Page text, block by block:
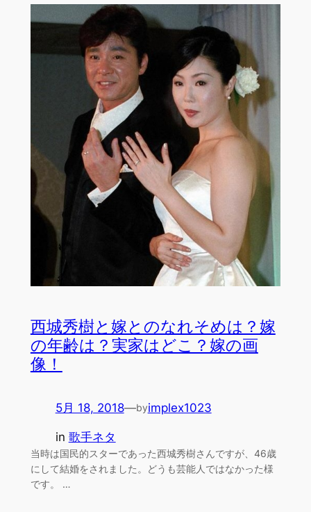
西城秀樹と嫁とのなれそめは？嫁
の年齢は？実家はどこ？嫁の画
像！
5月 18, 2018—byimplex1023
in 歌手ネタ
当時は国民的スターであった西城秀樹さんですが、46歳
にして結婚をされました。どうも芸能人ではなかった様
です。 …